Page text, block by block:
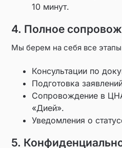
10 минут.
4. Полное
Мы берем на себя все
Консультации по
Подготовка
Сопровождение в
«Дией».
Уведомления о
5.